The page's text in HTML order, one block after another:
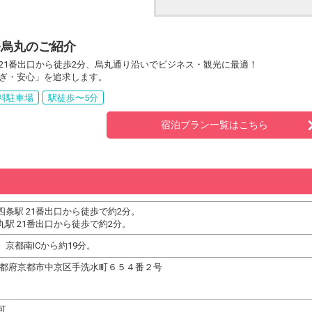
丸のご紹介
番出口から徒歩2分、烏丸通り沿いでビジネス・観光に最適！
・安心」を追求します。
駐車場
駅徒歩〜5分
宿泊プラン一覧はこちら
条駅 21番出口から徒歩で約2分。
駅 21番出口から徒歩で約2分。
都南ICから約19分。
府京都市中京区手洗水町６５４番２号